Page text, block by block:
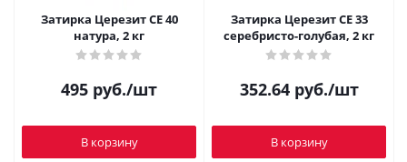
Затирка Церезит CE 40
натура, 2 кг
495 руб./шт
В корзину
Затирка Церезит CE 33
серебристо-голубая, 2 кг
352.64руб./шт
В корзину